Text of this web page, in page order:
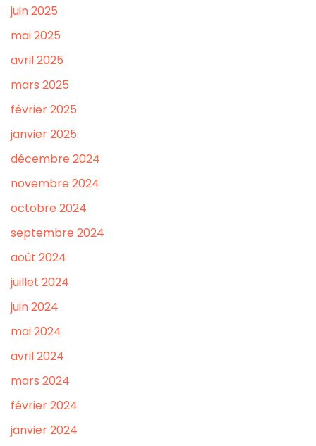
juin 2025
mai 2025
avril 2025
mars 2025
février 2025
janvier 2025
décembre 2024
novembre 2024
octobre 2024
septembre 2024
août 2024
juillet 2024
juin 2024
mai 2024
avril 2024
mars 2024
février 2024
janvier 2024